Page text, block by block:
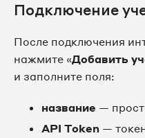
Подключение
После подключения
нажмите «Добавить
и заполните поля:
название —
API Token —